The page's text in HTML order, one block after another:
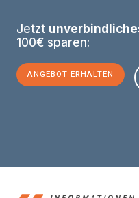
Jetzt
100€ sparen:
ANGEBOT ERHALTEN